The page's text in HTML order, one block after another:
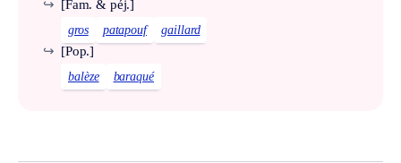
[Fam. & péj.]
↪
gros patapouf gaillard
[Pop.]
↪
balèze baraqué